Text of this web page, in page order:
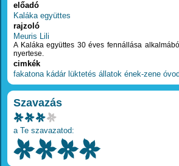
előadó
Kaláka együttes
rajzoló
Meuris Lili
A Kaláka együttes 30 éves fennállása
nyertese.
cimkék
fakatona kádár lüktetés állatok ének-zene
Szavazás
a Te szavazatod: